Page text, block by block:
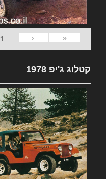
«
‹
1
קטלוג ג'יפ 1978